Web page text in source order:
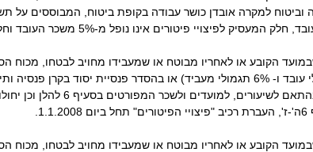
וביטוח למקרה אובדן כושר עבודה בקופת ביטוח, המבוססים על
(5.5% תגמולי עובד ו- 6% תגמולי מעביד) או בהסדר פנסיית
הקובע או לאחריו מבוטח או שמעבידו מחויב לבטחו, מכוח